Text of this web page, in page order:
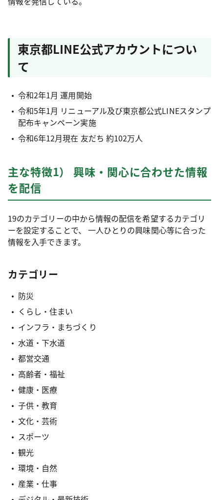
東京都LINE公式アカウントについ
て
令和2年1月 運用開始
令和5年1月 リニューアル及び東京都公式LINEスタンプ
配布キャンペーン実施
令和6年12月現在 友だち 約102万人
主な特徴1） 興味・関心に合わせた情報
を配信
19のカテゴリーの中から情報の配信を希望するカテゴリ
ーを設定することで、 一人ひとりの興味関心等に合った
情報を入手できます。
カテゴリー
防災
くらし・住まい
インフラ・まちづくり
水道・下水道
都営交通
高齢者・福祉
健康・医療
子供・教育
文化・芸術
スポーツ
観光
環境・自然
産業・仕事